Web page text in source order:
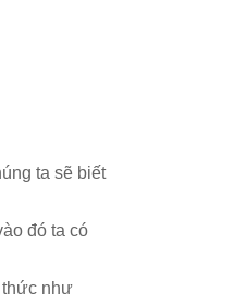
ta sẽ biết
đó ta có
thức như